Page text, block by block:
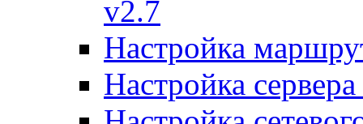
v2.7
Настройка
Настройка